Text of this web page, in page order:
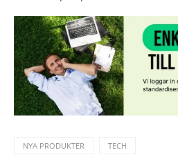
NYA PRODUKTER TECH